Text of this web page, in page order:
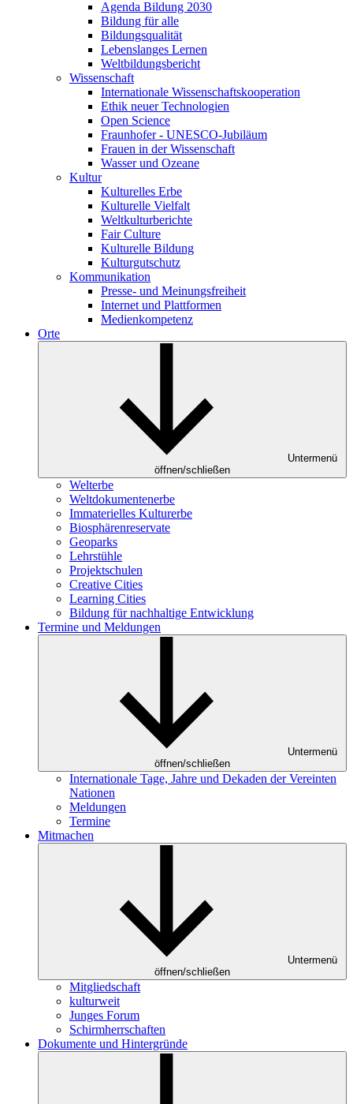
Agenda Bildung 2030
Bildung für alle
Bildungsqualität
Lebenslanges Lernen
Weltbildungsbericht
Wissenschaft
Internationale Wissenschaftskooperation
Ethik neuer Technologien
Open Science
Fraunhofer - UNESCO-Jubiläum
Frauen in der Wissenschaft
Wasser und Ozeane
Kultur
Kulturelles Erbe
Kulturelle Vielfalt
Weltkulturberichte
Fair Culture
Kulturelle Bildung
Kulturgutschutz
Kommunikation
Presse- und Meinungsfreiheit
Internet und Plattformen
Medienkompetenz
Orte
Untermenü
öffnen/schließen
Welterbe
Weltdokumentenerbe
Immaterielles Kulturerbe
Biosphärenreservate
Geoparks
Lehrstühle
Projektschulen
Creative Cities
Learning Cities
Bildung für nachhaltige Entwicklung
Termine und Meldungen
Untermenü
öffnen/schließen
Internationale Tage, Jahre und Dekaden der Vereinten
Nationen
Meldungen
Termine
Mitmachen
Untermenü
öffnen/schließen
Mitgliedschaft
kulturweit
Junges Forum
Schirmherrschaften
Dokumente und Hintergründe